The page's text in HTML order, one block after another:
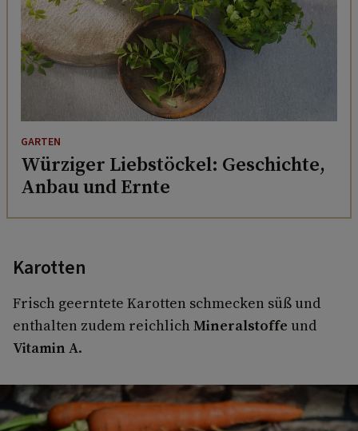
GARTEN
Würziger Liebstöckel: Geschichte,
Anbau und Ernte
Karotten
Frisch geerntete Karotten schmecken süß und
enthalten zudem reichlich Mineralstoffe und
Vitamin A.